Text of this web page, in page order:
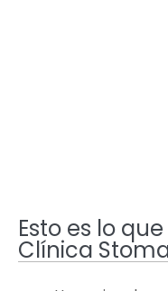
Esto es lo
Clínica